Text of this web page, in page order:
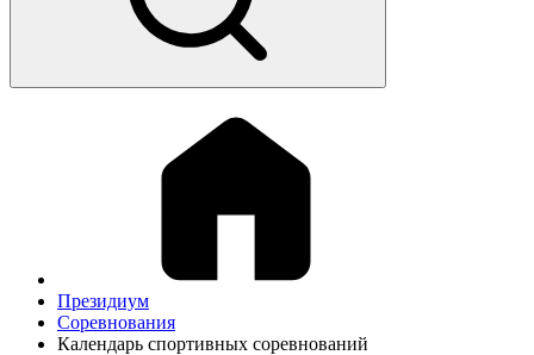
Президиум
Соревнования
Календарь спортивных соревнований